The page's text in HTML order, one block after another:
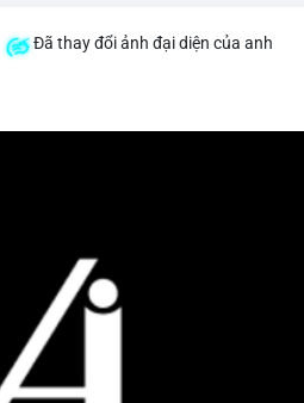
Đã thay đổi ảnh đại diện của anh